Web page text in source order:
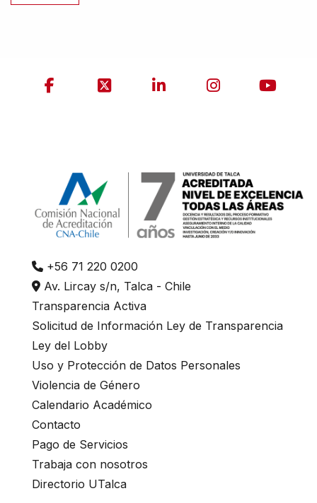
+56 71 220 0200
Av. Lircay s/n, Talca - Chile
Transparencia Activa
Solicitud de Información Ley de Transparencia
Ley del Lobby
Uso y Protección de Datos Personales
Violencia de Género
Calendario Académico
Contacto
Pago de Servicios
Trabaja con nosotros
Directorio UTalca